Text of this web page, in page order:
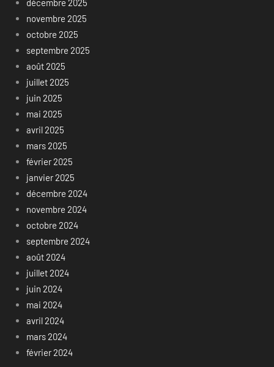
décembre 2025
novembre 2025
octobre 2025
septembre 2025
août 2025
juillet 2025
juin 2025
mai 2025
avril 2025
mars 2025
février 2025
janvier 2025
décembre 2024
novembre 2024
octobre 2024
septembre 2024
août 2024
juillet 2024
juin 2024
mai 2024
avril 2024
mars 2024
février 2024